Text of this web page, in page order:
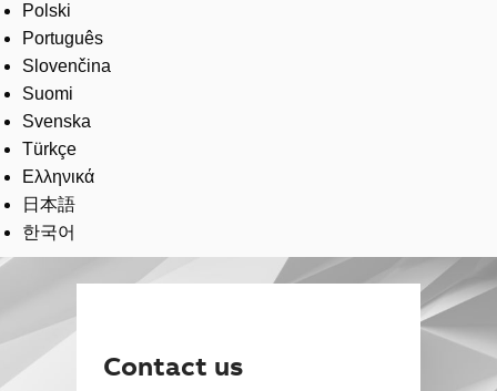
Polski
Português
Slovenčina
Suomi
Svenska
Türkçe
Ελληνικά
日本語
한국어
Contact us